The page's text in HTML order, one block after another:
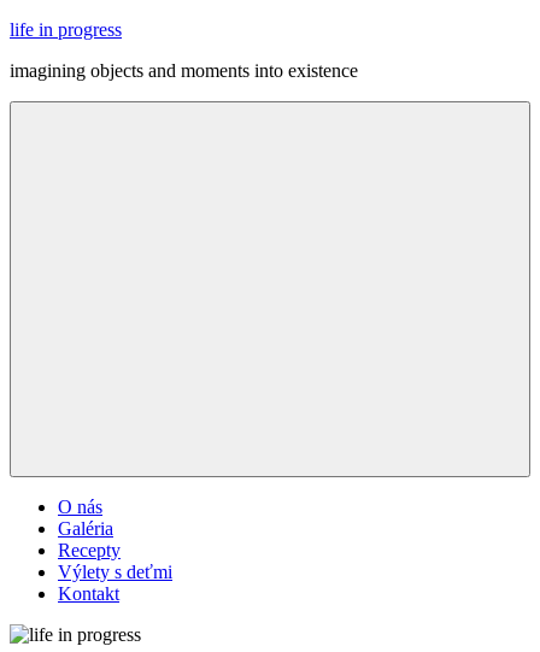
Skip
content
life in progress
imagining objects and moments into existence
O nás
Galéria
Recepty
Výlety s deťmi
Kontakt